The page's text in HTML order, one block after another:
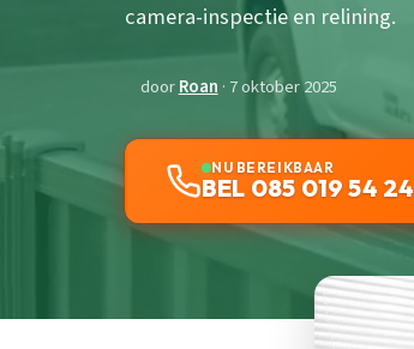
camera-inspectie en relining.
doorRoan · 7 oktober 2025
NU BEREIKBAAR
BEL 085 019 54 24